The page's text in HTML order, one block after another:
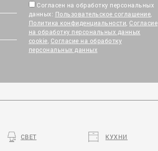
Согласен на обработку персональных
данных: Пользовательское соглашение
Политика конфиденциальности Согласие
на обработку персональных данных
cookie Согласие на обработку
персональных данных
СВЕТ КУХНИ